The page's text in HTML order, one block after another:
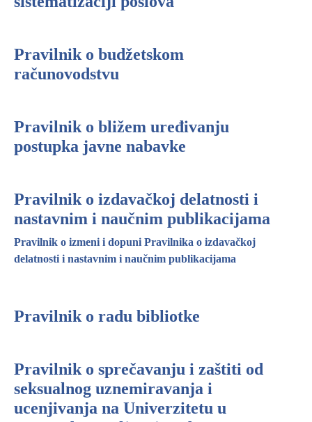
Pravilnik o budžetskom
računovodstvu
Pravilnik o bližem uređivanju
postupka javne nabavke
Pravilnik o izdavačkoj delatnosti i
nastavnim i naučnim publikacijama
Pravilnik o izmeni i dopuni Pravilnika o izdavačkoj
delatnosti i nastavnim i naučnim publikacijama
Pravilnik o radu bibliotke
Pravilnik o sprečavanju i zaštiti od
seksualnog uznemiravanja i
ucenjivanja na Univerzitetu u